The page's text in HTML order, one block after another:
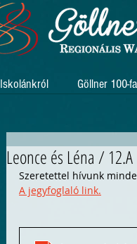
Iskolánkról Göllner 100-fa
Leonce és Léna / 12.A
Szeretettel hívunk
A jegyfoglaló link.